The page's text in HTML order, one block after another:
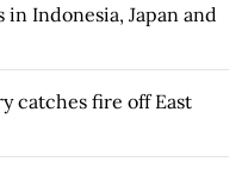
Indonesia, Japan and
catches fire off East